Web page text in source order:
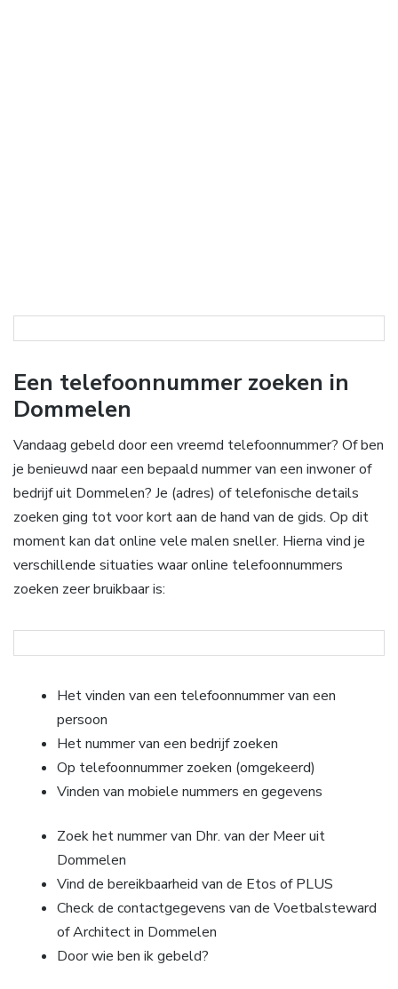
Een telefoonnummer zoeken in
Dommelen
Vandaag gebeld door een vreemd telefoonnummer? Of ben
je benieuwd naar een bepaald nummer van een inwoner of
bedrijf uit Dommelen? Je (adres) of telefonische details
zoeken ging tot voor kort aan de hand van de gids. Op dit
moment kan dat online vele malen sneller. Hierna vind je
verschillende situaties waar online telefoonnummers
zoeken zeer bruikbaar is:
Het vinden van een telefoonnummer van een
persoon
Het nummer van een bedrijf zoeken
Op telefoonnummer zoeken (omgekeerd)
Vinden van mobiele nummers en gegevens
Zoek het nummer van Dhr. van der Meer uit
Dommelen
Vind de bereikbaarheid van de Etos of PLUS
Check de contactgegevens van de Voetbalsteward
of Architect in Dommelen
Door wie ben ik gebeld?